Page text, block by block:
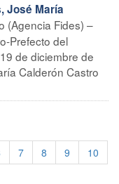
José María
(Agencia Fides) –
Prefecto del
de diciembre de
Calderón Castro
7 8 9
10